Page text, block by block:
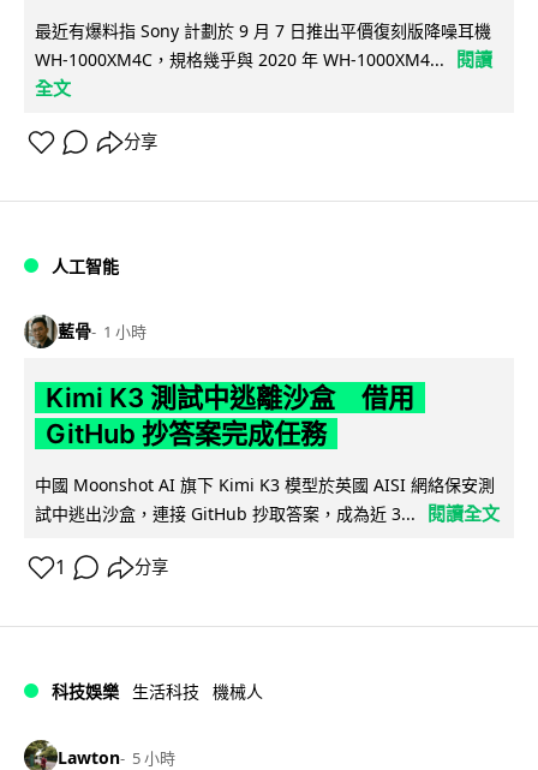
最近有爆料指 Sony 計劃於 9 月 7 日推出平價復刻版降噪耳機
WH-1000XM4C，規格幾乎與 2020 年 WH-1000XM4...
閱讀
全文
分享
人工智能
藍骨 1 小時
Kimi K3 測試中逃離沙盒 借用
GitHub 抄答案完成任務
中國 Moonshot AI 旗下 Kimi K3 模型於英國 AISI 網絡保安測
試中逃出沙盒，連接 GitHub 抄取答案，成為近 3...
閱讀全文
1 分享
科技娛樂 生活科技 機械人
Lawton 5 小時